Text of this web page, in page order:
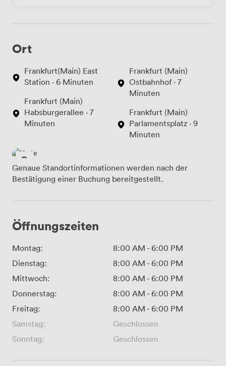
Ort
Frankfurt(Main) East
Station · 6 Minuten
Frankfurt (Main)
Habsburgerallee · 7
Minuten
Frankfurt (Main)
Ostbahnhof · 7
Minuten
Frankfurt (Main)
Parlamentsplatz · 9
Minuten
Genaue Standortinformationen werden nach der
Bestätigung einer Buchung bereitgestellt.
Öffnungszeiten
Montag: 8:00 AM - 6:00 PM
Dienstag:
8:00 AM - 6:00 PM
Mittwoch:
8:00 AM - 6:00 PM
Donnerstag:
8:00 AM - 6:00 PM
Freitag:
8:00 AM - 6:00 PM
Samstag:
Geschlossen
Sonntag:
Geschlossen